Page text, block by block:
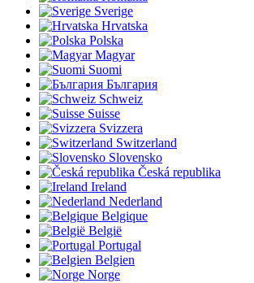
Sverige
Hrvatska
Polska
Magyar
Suomi
България
Schweiz
Suisse
Svizzera
Switzerland
Slovensko
Česká republika
Ireland
Nederland
Belgique
België
Portugal
Belgien
Norge